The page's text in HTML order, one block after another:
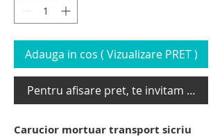
Adauga in cos ( Vizualizare PRET )
Pentru afisare pret, te invitam sa te
Carucior mortuar transport sicriu